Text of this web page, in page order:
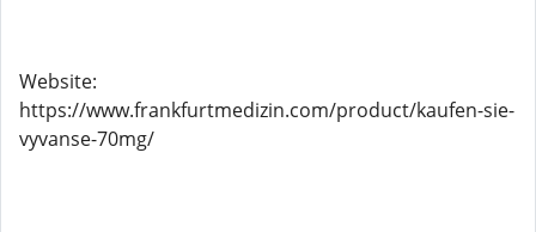
Website:
https://www.frankfurtmedizin.com/product/kaufen-sie-
vyvanse-70mg/